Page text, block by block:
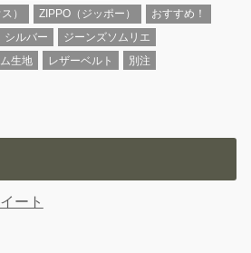
）
ZIPPO（ジッポー）
おすすめ！
シルバー
ジーンズソムリエ
生地 レザーベルト
別注
ート